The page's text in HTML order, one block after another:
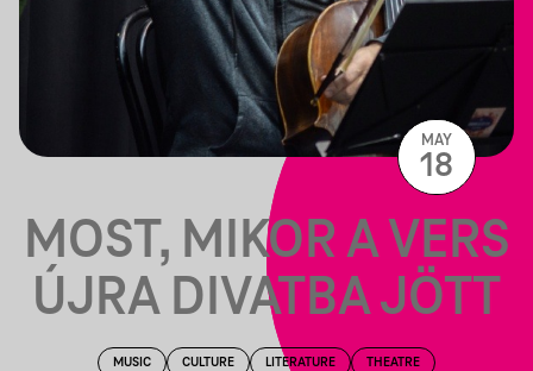
MOST, MIKOR A VERS
ÚJRA DIVATBA JÖTT
MUSIC CULTURE LITERATURE THEATRE
MAY
18